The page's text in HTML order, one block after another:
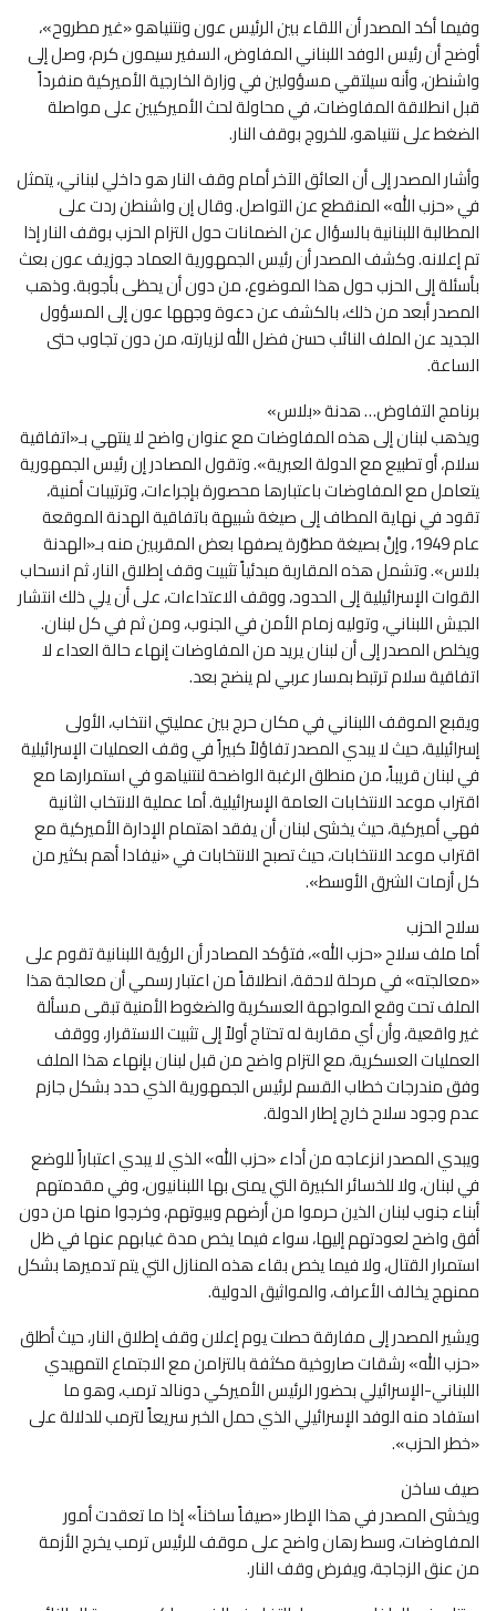
وفيما أكد المصدر أن اللقاء بين الرئيس عون ونتنياهو «غير مطروح»،
أوضح أن رئيس الوفد اللبناني المفاوض، السفير سيمون كرم، وصل إلى
واشنطن، وأنه سيلتقي مسؤولين في وزارة الخارجية الأميركية منفرداً
قبل انطلاقة المفاوضات، في محاولة لحث الأميركيين على مواصلة
الضغط على نتنياهو، للخروج بوقف النار.
وأشار المصدر إلى أن العائق الآخر أمام وقف النار هو داخلي لبناني، يتمثل
في «حزب الله» المنقطع عن التواصل. وقال إن واشنطن ردت على
المطالبة اللبنانية بالسؤال عن الضمانات حول التزام الحزب بوقف النار إذا
تم إعلانه. وكشف المصدر أن رئيس الجمهورية العماد جوزيف عون بعث
بأسئلة إلى الحزب حول هذا الموضوع، من دون أن يحظى بأجوبة. وذهب
المصدر أبعد من ذلك، بالكشف عن دعوة وجهها عون إلى المسؤول
الجديد عن الملف النائب حسن فضل الله لزيارته، من دون تجاوب حتى
الساعة.
برنامج التفاوض… هدنة «بلاس»
ويذهب لبنان إلى هذه المفاوضات مع عنوان واضح لا ينتهي بـ«اتفاقية
سلام، أو تطبيع مع الدولة العبرية». وتقول المصادر إن رئيس الجمهورية
يتعامل مع المفاوضات باعتبارها محصورة بإجراءات، وترتيبات أمنية،
تقود في نهاية المطاف إلى صيغة شبيهة باتفاقية الهدنة الموقعة
عام 1949، وإنْ بصيغة مطوّرة يصفها بعض المقربين منه بـ«الهدنة
بلاس». وتشمل هذه المقاربة مبدئياً تثبيت وقف إطلاق النار، ثم انسحاب
القوات الإسرائيلية إلى الحدود، ووقف الاعتداءات، على أن يلي ذلك انتشار
الجيش اللبناني، وتوليه زمام الأمن في الجنوب، ومن ثم في كل لبنان.
ويخلص المصدر إلى أن لبنان يريد من المفاوضات إنهاء حالة العداء لا
اتفاقية سلام ترتبط بمسار عربي لم ينضج بعد.
ويقبع الموقف اللبناني في مكان حرج بين عمليتي انتخاب، الأولى
إسرائيلية، حيث لا يبدي المصدر تفاؤلاً كبيراً في وقف العمليات الإسرائيلية
في لبنان قريباً، من منطلق الرغبة الواضحة لنتنياهو في استمرارها مع
اقتراب موعد الانتخابات العامة الإسرائيلية. أما عملية الانتخاب الثانية
فهي أميركية، حيث يخشى لبنان أن يفقد اهتمام الإدارة الأميركية مع
اقتراب موعد الانتخابات، حيث تصبح الانتخابات في «نيفادا أهم بكثير من
كل أزمات الشرق الأوسط».
سلاح الحزب
أما ملف سلاح «حزب الله»، فتؤكد المصادر أن الرؤية اللبنانية تقوم على
«معالجته» في مرحلة لاحقة، انطلاقاً من اعتبار رسمي أن معالجة هذا
الملف تحت وقع المواجهة العسكرية والضغوط الأمنية تبقى مسألة
غير واقعية، وأن أي مقاربة له تحتاج أولاً إلى تثبيت الاستقرار، ووقف
العمليات العسكرية، مع التزام واضح من قبل لبنان بإنهاء هذا الملف
وفق مندرجات خطاب القسم لرئيس الجمهورية الذي حدد بشكل جازم
عدم وجود سلاح خارج إطار الدولة.
ويبدي المصدر انزعاجه من أداء «حزب الله» الذي لا يبدي اعتباراً للوضع
في لبنان، ولا للخسائر الكبيرة التي يمنى بها اللبنانيون، وفي مقدمتهم
أبناء جنوب لبنان الذين حرموا من أرضهم وبيوتهم، وخرجوا منها من دون
أفق واضح لعودتهم إليها، سواء فيما يخص مدة غيابهم عنها في ظل
استمرار القتال، ولا فيما يخص بقاء هذه المنازل التي يتم تدميرها بشكل
ممنهج يخالف الأعراف، والمواثيق الدولية.
ويشير المصدر إلى مفارقة حصلت يوم إعلان وقف إطلاق النار، حيث أطلق
«حزب الله» رشقات صاروخية مكثفة بالتزامن مع الاجتماع التمهيدي
اللبناني-الإسرائيلي بحضور الرئيس الأميركي دونالد ترمب، وهو ما
استفاد منه الوفد الإسرائيلي الذي حمل الخبر سريعاً لترمب للدلالة على
«خطر الحزب».
صيف ساخن
ويخشى المصدر في هذا الإطار «صيفاً ساخناً» إذا ما تعقدت أمور
المفاوضات، وسط رهان واضح على موقف للرئيس ترمب يخرج الأزمة
من عنق الزجاجة، ويفرض وقف النار.